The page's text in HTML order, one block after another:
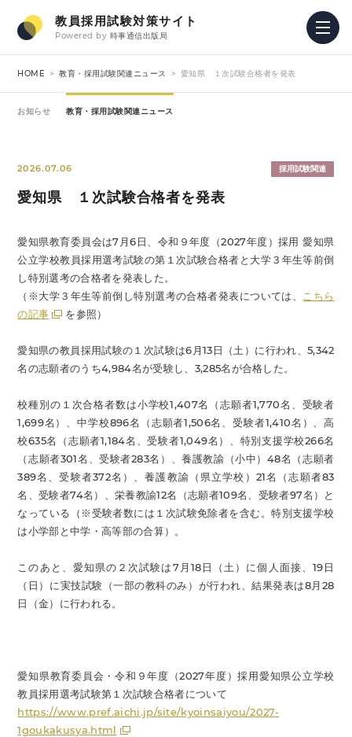
教員採用試験対策サイト
Powered by 時事通信出版局
HOME 教育・採用試験関連ニュース 愛知県 １次試験合格者を発表
お知らせ 教育・採用試験関連ニュース
2026.07.06 採用試験関連
愛知県 １次試験合格者を発表
愛知県教育委員会は7月6日、令和９年度（2027年度）採用 愛知県
公立学校教員採用選考試験の第１次試験合格者と大学３年生等前倒
し特別選考の合格者を発表した。
（※大学３年生等前倒し特別選考の合格者発表については、
こちら
の記事
を参照）
愛知県の教員採用試験の１次試験は6月13日（土）に行われ、5,342
名の志願者のうち4,984名が受験し、3,285名が合格した。
校種別の１次合格者数は小学校1,407名（志願者1,770名、受験者
1,699名）、中学校896名（志願者1,506名、受験者1,410名）、高
校635名（志願者1,184名、受験者1,049名）、特別支援学校266名
（志願者301名、受験者283名）、養護教諭（小中）48名（志願者
389名、受験者372名）、養護教諭（県立学校）21名（志願者83
名、受験者74名）、栄養教諭12名（志願者109名、受験者97名）と
なっている（※受験者数には１次試験免除者を含む。特別支援学校
は小学部と中学・高等部の合算）。
このあと、愛知県の２次試験は7月18日（土）に個人面接、19日
（日）に実技試験（一部の教科のみ）が行われ、結果発表は8月28
日（金）に行われる。
愛知県教育委員会・令和９年度（2027年度）採用愛知県公立学校
教員採用選考試験第１次試験合格者について
https://www.pref.aichi.jp/site/kyoinsaiyou/2027-
1goukakusya.html